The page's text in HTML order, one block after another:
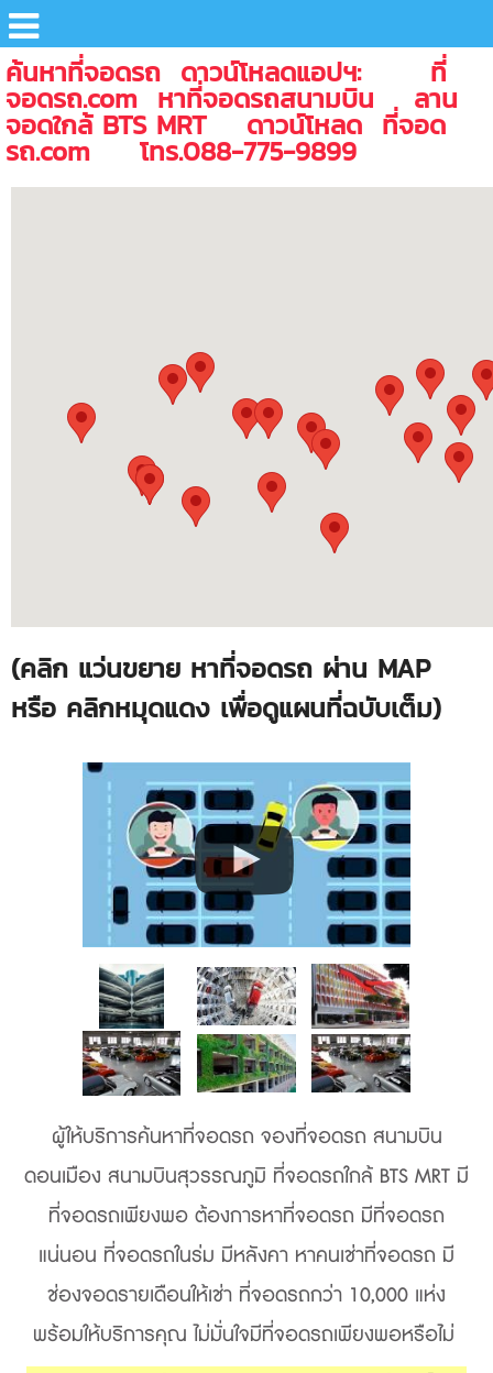
ค้นหาที่จอดรถ ดาวน์โหลดแอปฯ: ที่
จอดรถ.com หาที่จอดรถสนามบิน ลาน
จอดใกล้ BTS MRT ดาวน์โหลด ที่จอด
รถ.com โทร.088-775-9899
(คลิก แว่นขยาย หาที่จอดรถ ผ่าน MAP
หรือ คลิกหมุดแดง เพื่อดูแผนที่ฉบับเต็ม)
ผู้ให้บริการค้นหาที่จอดรถ จองที่จอดรถ สนามบิน
ดอนเมือง สนามบินสุวรรณภูมิ ที่จอดรถใกล้ BTS MRT มี
ที่จอดรถเพียงพอ ต้องการหาที่จอดรถ มีที่จอดรถ
แน่นอน ที่จอดรถในร่ม มีหลังคา หาคนเช่าที่จอดรถ มี
ช่องจอดรายเดือนให้เช่า ที่จอดรถกว่า 10,000 แห่ง
พร้อมให้บริการคุณ ไม่มั่นใจมีที่จอดรถเพียงพอหรือไม่